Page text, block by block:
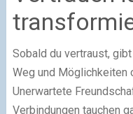
Sobald du vertraust,
Weg und Möglichkeiten
Unerwartete
Verbindungen tauchen